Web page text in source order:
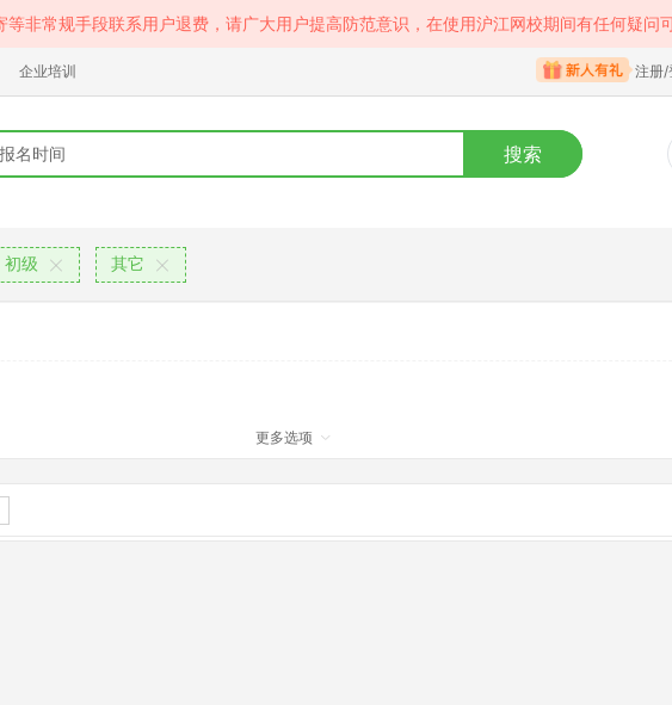
非常规手段联系用户退费，请广大用户提高防范意识，在使用沪江网校期间有任何疑问
企业培训 注册/
搜索
初级 其它
更多选项